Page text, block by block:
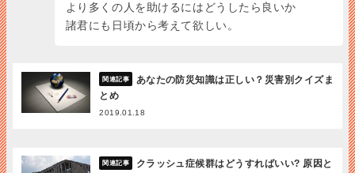
より多くの人を助けるにはどうしたら良いか
諸君にも日頃から考えて欲しい。
あなたの防災知識は正しい？災害別クイズま
とめ
2019.01.18
クラッシュ症候群はどうすればいい? 原因と